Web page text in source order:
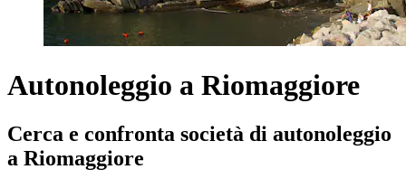
Autonoleggio a Riomaggiore
Cerca e confronta società di autonoleggio
a Riomaggiore